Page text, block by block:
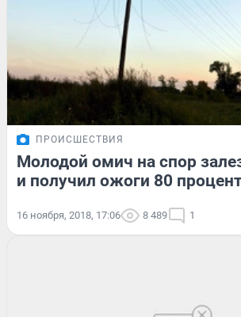
ПРОИСШЕСТВИЯ
Молодой омич на спор
и получил ожоги 80
16 ноября, 2018, 17:06 8 489 1